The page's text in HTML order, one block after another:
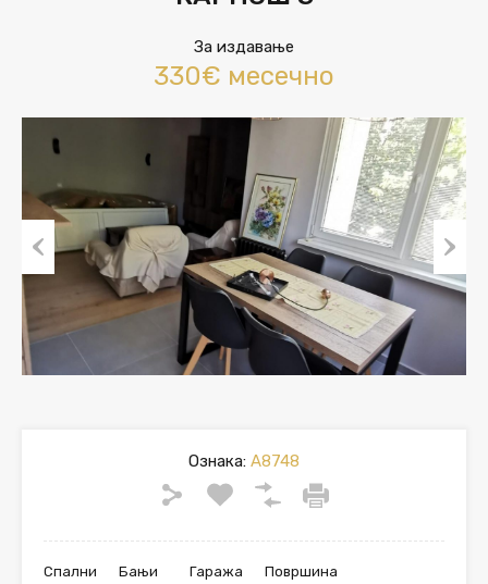
За издавање
330€ месечно
Previous Next
Ознака: A8748
Спални Бањи Гаража Површина